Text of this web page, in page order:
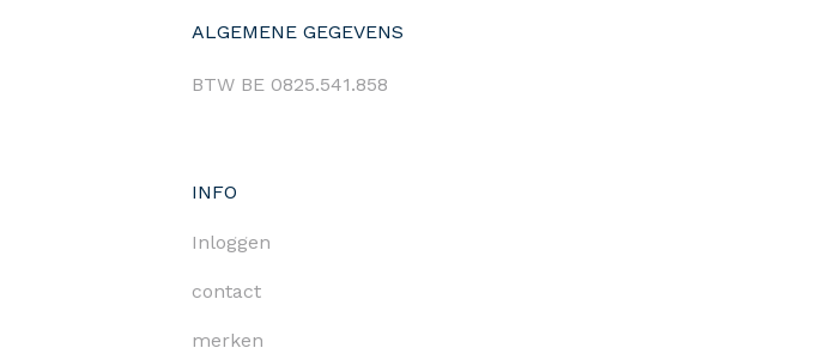
ALGEMENE GEGEVENS
BTW BE 0825.541.858
INFO
Inloggen
contact
merken